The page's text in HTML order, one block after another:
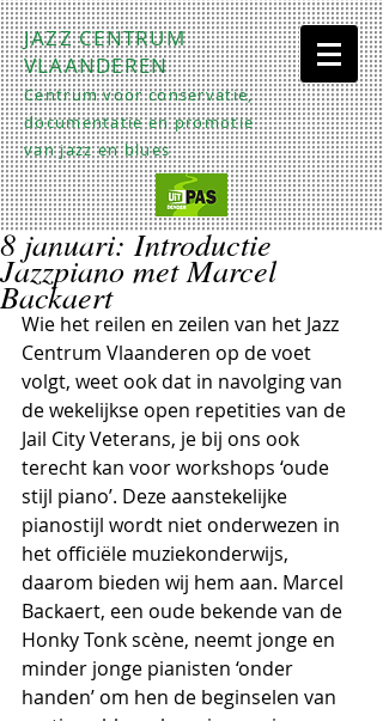
JAZZ CENTRUM
VLAANDEREN
Centrum voor conservatie,
documentatie en promotie
van jazz en blues
8 januari: Introductie
Jazzpiano met Marcel
Backaert
Wie het reilen en zeilen van het Jazz
Centrum Vlaanderen op de voet
volgt, weet ook dat in navolging van
de wekelijkse open repetities van de
Jail City Veterans, je bij ons ook
terecht kan voor workshops ‘oude
stijl piano’. Deze aanstekelijke
pianostijl wordt niet onderwezen in
het officiële muziekonderwijs,
daarom bieden wij hem aan. Marcel
Backaert, een oude bekende van de
Honky Tonk scène, neemt jonge en
minder jonge pianisten ‘onder
handen’ om hen de beginselen van